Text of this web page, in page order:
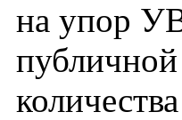
на упор